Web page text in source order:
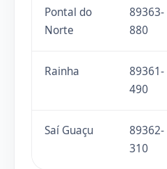
Pontal do
Norte
89363-
880
Rainha
89361-
490
Saí Guaçu
89362-
310